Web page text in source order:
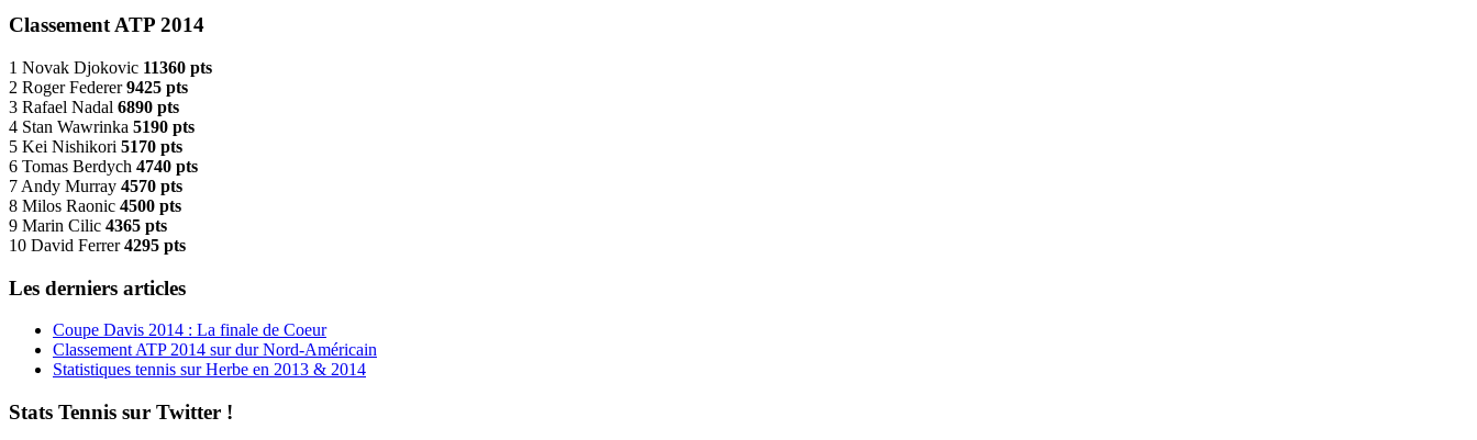
Classement ATP 2014
1 Novak Djokovic 11360 pts
2 Roger Federer9425 pts
3 Rafael Nadal 6890 pts
4 Stan Wawrinka 5190 pts
5 Kei Nishikori 5170 pts
6 Tomas Berdych 4740 pts
7 Andy Murray 4570 pts
8 Milos Raonic 4500 pts
9 Marin Cilic 4365 pts
10 David Ferrer4295 pts
Les derniers articles
Coupe Davis 2014 : La finale de Coeur
Classement ATP 2014 sur dur Nord-Américain
Statistiques tennis sur Herbe en 2013 & 2014
Stats Tennis sur Twitter !